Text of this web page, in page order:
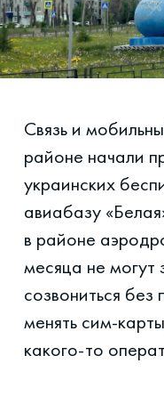
Связь и
районе начали
украинских
авиабазу
в районе
месяца не могут
созвониться
менять сим-
какого-то